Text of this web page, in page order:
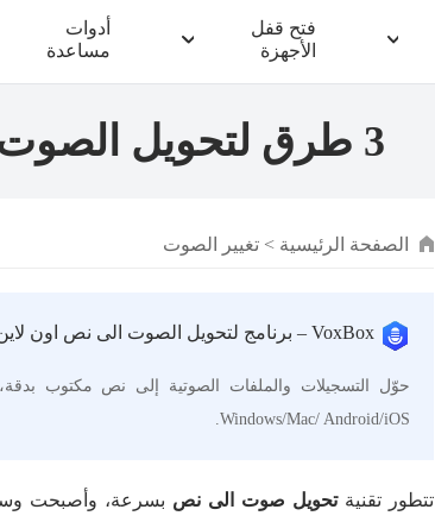
فتح قفل
الأجهزة
أدوات
مساعدة
3 طرق لتحويل الصوت الى نص عربي بدقة عالية
الصفحة الرئيسية > تغيير الصوت
VoxBox – برنامج لتحويل الصوت الى نص اون لاين
حوّل التسجيلات والملفات الصوتية إلى نص مكتوب
Windows/Mac/ Android/iOS.
تتطور تقنيةتحويل صوت الى نص بسرعة، وأصبحت